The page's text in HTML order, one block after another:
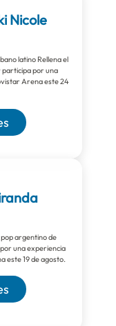
Nicole
Rellena el
por una
Arena este 24
argentino de
una experiencia
este 19 de agosto.